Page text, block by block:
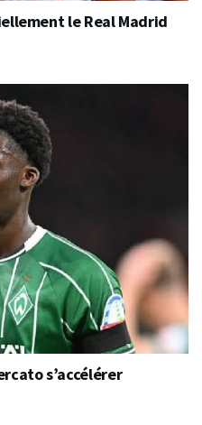
le Real Madrid
s’accélérer